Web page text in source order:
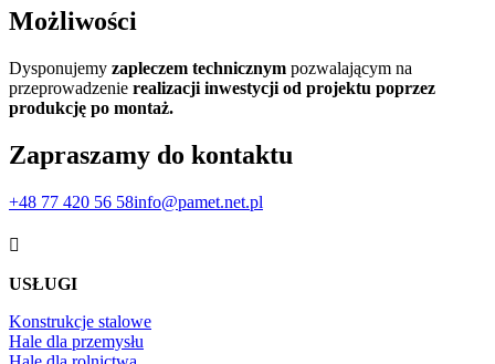
Możliwości
Dysponujemy zapleczem technicznym pozwalającym na
przeprowadzenie realizacji inwestycji od projektu poprzez
produkcję po montaż.
Zapraszamy do kontaktu
+48 77 420 56 58info@pamet.net.pl

USŁUGI
Konstrukcje stalowe
Hale dla przemysłu